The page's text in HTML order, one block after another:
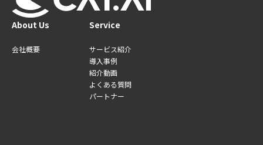
About Us
会社概要
Service
サービス紹介
導入事例
紹介動画
よくある質問
パートナー